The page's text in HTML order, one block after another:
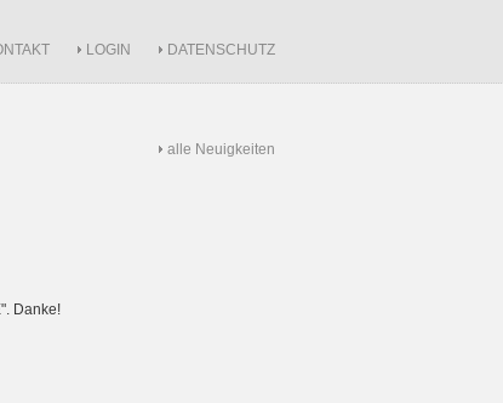
LOGIN DATENSCHUTZ
alle Neuigkeiten
Danke!